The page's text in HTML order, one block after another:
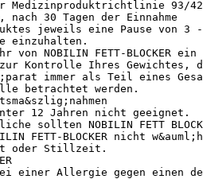
Medizinproduktrichtlinie 93/
nach 30 Tagen der Einnahme
jeweils eine Pause von 3
einzuhalten.
NOBILIN FETT-BLOCKER ein
Kontrolle Ihres Gewichtes,
immer als Teil eines
betrachtet werden.
12 Jahren nicht geeignet.
sollten NOBILIN FETT
FETT-BLOCKER nicht
oder Stillzeit.
einer Allergie gegen einen